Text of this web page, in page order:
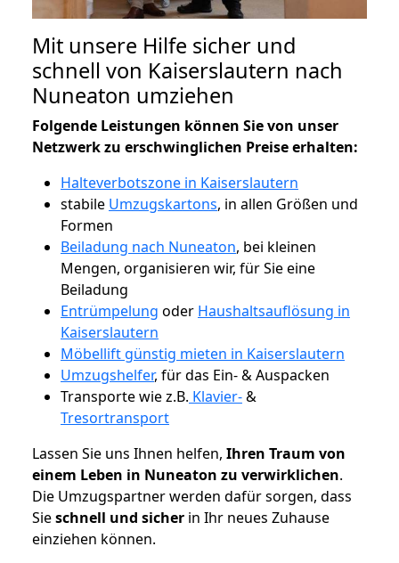
Mit unsere Hilfe sicher und
schnell von Kaiserslautern nach
Nuneaton umziehen
Folgende Leistungen können Sie von unser
Netzwerk zu erschwinglichen Preise erhalten:
Halteverbotszone in Kaiserslautern
stabile Umzugskartons, in allen Größen und
Formen
Beiladung nach Nuneaton, bei kleinen
Mengen, organisieren wir, für Sie eine
Beiladung
Entrümpelung oder Haushaltsauflösung in
Kaiserslautern
Möbellift günstig mieten in Kaiserslautern
Umzugshelfer, für das Ein- & Auspacken
Transporte wie z.B. Klavier-&
Tresortransport
Lassen Sie uns Ihnen helfen, Ihren Traum von
einem Leben in Nuneaton zu verwirklichen.
Die Umzugspartner werden dafür sorgen, dass
Sieschnell und sicher in Ihr neues Zuhause
einziehen können.